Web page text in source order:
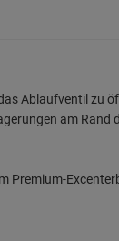
Ablaufventil zu
am Rand